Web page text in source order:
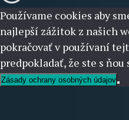
Používame cookies aby
najlepší zážitok z našich
pokračovať v používaní
predpokladať, že ste s ňou
Zásady ochrany osobných údajov